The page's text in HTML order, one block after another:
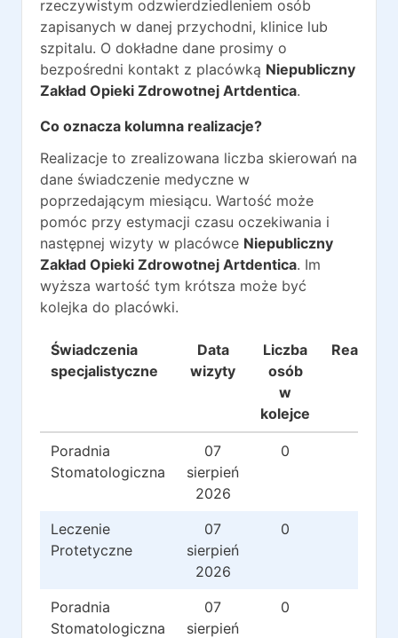
rzeczywistym odzwierdziedleniem osób
zapisanych w danej przychodni, klinice lub
szpitalu. O dokładne dane prosimy o
bezpośredni kontakt z placówką Niepubliczny
Zakład Opieki Zdrowotnej Artdentica.
Co oznacza kolumna realizacje?
Realizacje to zrealizowana liczba skierowań na
dane świadczenie medyczne w
poprzedającym miesiącu. Wartość może
pomóc przy estymacji czasu oczekiwania i
następnej wizyty w placówce Niepubliczny
Zakład Opieki Zdrowotnej Artdentica. Im
wyższa wartość tym krótsza może być
kolejka do placówki.
Świadczenia
specjalistyczne
Data
wizyty
Liczba
osób
w
kolejce
Poradnia
Stomatologiczna
07
sierpień
2026
0
Leczenie
Protetyczne
07
sierpień
2026
0
Poradnia
Stomatologiczna
07
sierpień
0